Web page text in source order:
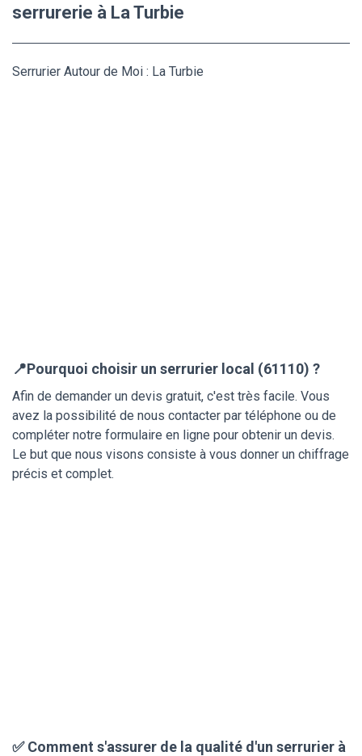
serrurerie à La Turbie
Serrurier Autour de Moi : La Turbie
📍Pourquoi choisir un serrurier local (61110) ?
Afin de demander un devis gratuit, c'est très facile. Vous
avez la possibilité de nous contacter par téléphone ou de
compléter notre formulaire en ligne pour obtenir un devis.
Le but que nous visons consiste à vous donner un chiffrage
précis et complet.
✅ Comment s'assurer de la qualité d'un serrurier à